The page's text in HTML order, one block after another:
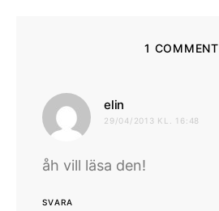
1 COMMENT
elin
29/04/2013 KL. 16:48
åh vill läsa den!
SVARA